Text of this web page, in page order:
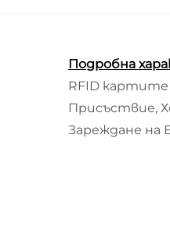
Подробна
RFID картите
Присъствие,
Зареждане на